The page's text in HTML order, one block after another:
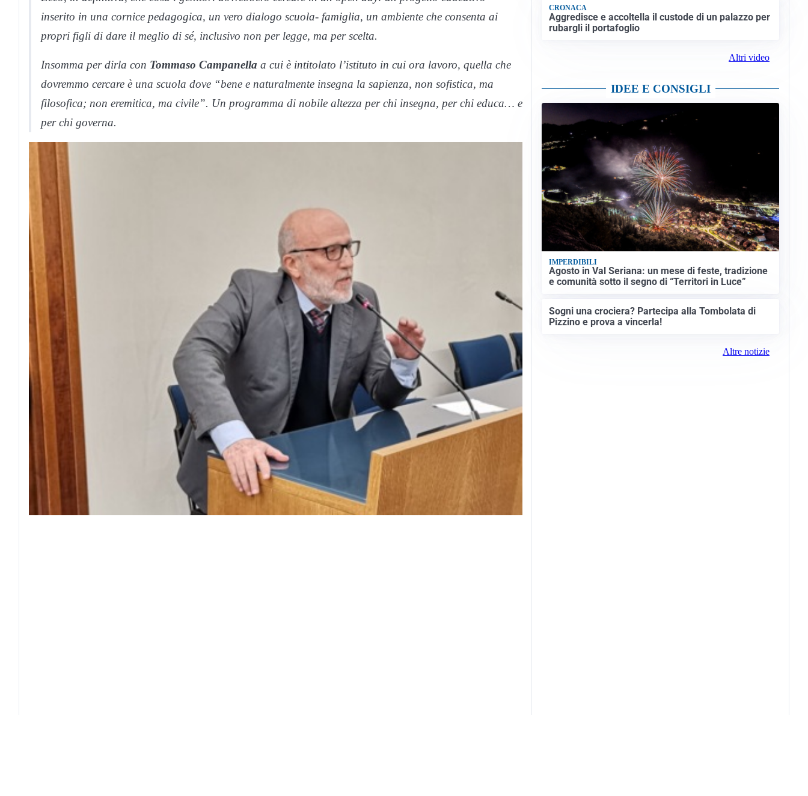
inserito in una cornice pedagogica, un vero dialogo scuola- famiglia, un ambiente che consenta ai
propri figli di dare il meglio di sé, inclusivo non per legge, ma per scelta.
Insomma per dirla con Tommaso Campanella a cui è intitolato l’istituto in cui ora lavoro, quella che
dovremmo cercare è una scuola dove “bene e naturalmente insegna la sapienza, non sofistica, ma
filosofica; non eremitica, ma civile”. Un programma di nobile altezza per chi insegna, per chi educa… e
per chi governa.
CRONACA
Aggredisce e accoltella il custode di un palazzo per
rubargli il portafoglio
Altri video
IDEE E CONSIGLI
IMPERDIBILI
Agosto in Val Seriana: un mese di feste, tradizione
e comunità sotto il segno di “Territori in Luce”
Sogni una crociera? Partecipa alla Tombolata di
Pizzino e prova a vincerla!
Altre notizie